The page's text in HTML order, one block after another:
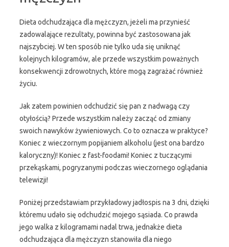
Dieta odchudzająca dla mężczyzn, jeżeli ma przynieść
zadowalające rezultaty, powinna być zastosowana jak
najszybciej. W ten sposób nie tylko uda się uniknąć
kolejnych kilogramów, ale przede wszystkim poważnych
konsekwencji zdrowotnych, które mogą zagrażać również
życiu.
Jak zatem powinien odchudzić się pan z nadwagą czy
otyłością? Przede wszystkim należy zacząć od zmiany
swoich nawyków żywieniowych. Co to oznacza w praktyce?
Koniec z wieczornym popijaniem alkoholu (jest ona bardzo
kaloryczny)! Koniec z fast-foodami! Koniec z tuczącymi
przekąskami, pogryzanymi podczas wieczornego oglądania
telewizji!
Poniżej przedstawiam przykładowy jadłospis na 3 dni, dzięki
któremu udało się odchudzić mojego sąsiada. Co prawda
jego walka z kilogramami nadal trwa, jednakże dieta
odchudzająca dla mężczyzn stanowiła dla niego